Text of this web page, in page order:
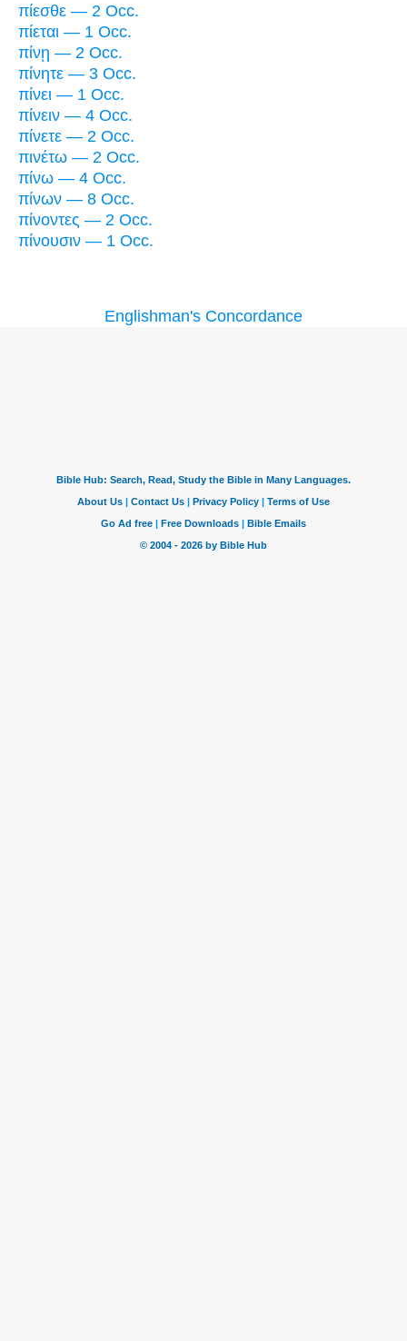
πίεσθε — 2 Occ.
πίεται — 1 Occ.
πίνῃ — 2 Occ.
πίνητε — 3 Occ.
πίνει — 1 Occ.
πίνειν — 4 Occ.
πίνετε — 2 Occ.
πινέτω — 2 Occ.
πίνω — 4 Occ.
πίνων — 8 Occ.
πίνοντες — 2 Occ.
πίνουσιν — 1 Occ.
Englishman's Concordance